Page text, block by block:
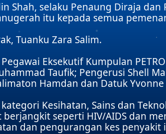
Shah, selaku Penaung Diraja
itu kepada semua
Tuanku Zara Salim.
Eksekutif Kumpulan
Taufik; Pengerusi Shell
Hamdan dan Datuk Yvonne
Kesihatan, Sains dan
seperti HIV/AIDS dan
dan pengurangan kes penyakit